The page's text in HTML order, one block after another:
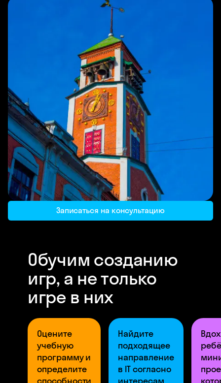
Записаться на консультацию
Обучим созданию
игр, а не только
игре в них
Оцените
учебную
программу и
определите
Найдите
подходящее
направление
в IT согласно